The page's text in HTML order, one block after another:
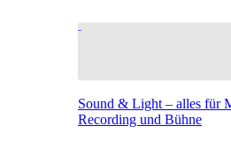
Sound & Light – alles für
Recording und Bühne